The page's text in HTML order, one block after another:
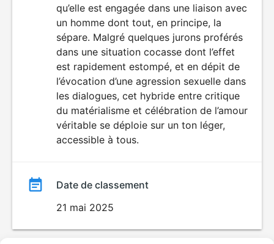
qu’elle est engagée dans une liaison avec
un homme dont tout, en principe, la
sépare. Malgré quelques jurons proférés
dans une situation cocasse dont l’effet
est rapidement estompé, et en dépit de
l’évocation d’une agression sexuelle dans
les dialogues, cet hybride entre critique
du matérialisme et célébration de l’amour
véritable se déploie sur un ton léger,
accessible à tous.
Date de classement
21 mai 2025